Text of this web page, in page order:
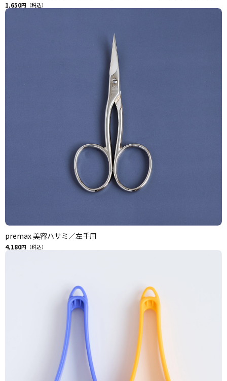
1,650円（税込）
premax 美容ハサミ／左手用
4,180円（税込）